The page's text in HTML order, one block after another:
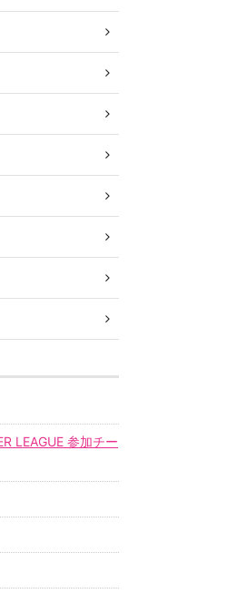
LEAGUE 参加チー